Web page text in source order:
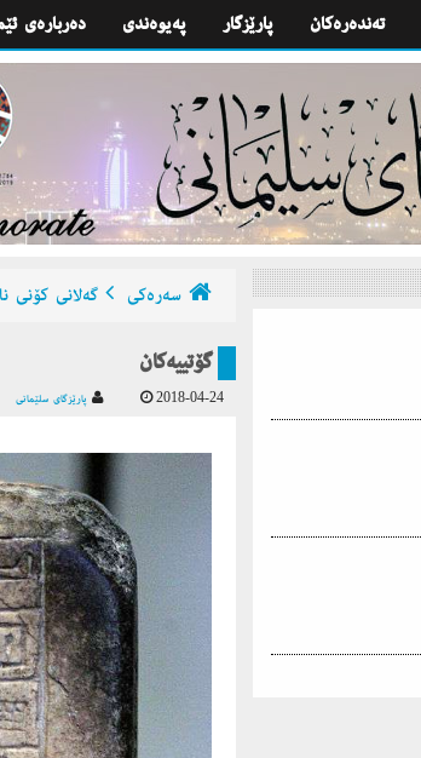
په‌یوه‌ندی پارێزگار تەندەرەكان
سه‌ره‌كی گه‌لانی كۆنی
گۆتییه‌كان
2018-04-24